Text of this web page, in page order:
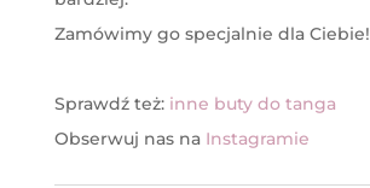
Zamówimy go specjalnie dla Ciebie!
Sprawdź też: inne buty do tanga
Obserwuj nas na Instagramie